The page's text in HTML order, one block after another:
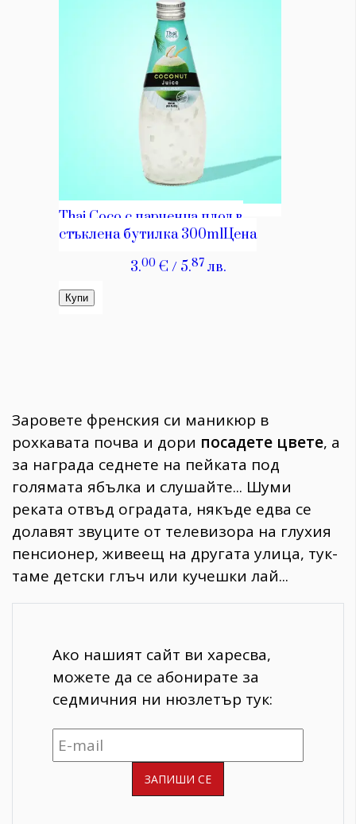
Заровете френския си маникюр в
рохкавата почва и дори посадете цвете, а
за награда седнете на пейката под
голямата ябълка и слушайте... Шуми
реката отвъд оградата, някъде едва се
долавят звуците от телевизора на глухия
пенсионер, живеещ на другата улица, тук-
таме детски глъч или кучешки лай...
Ако нашият сайт ви харесва,
можете да се абонирате за
седмичния ни нюзлетър тук: